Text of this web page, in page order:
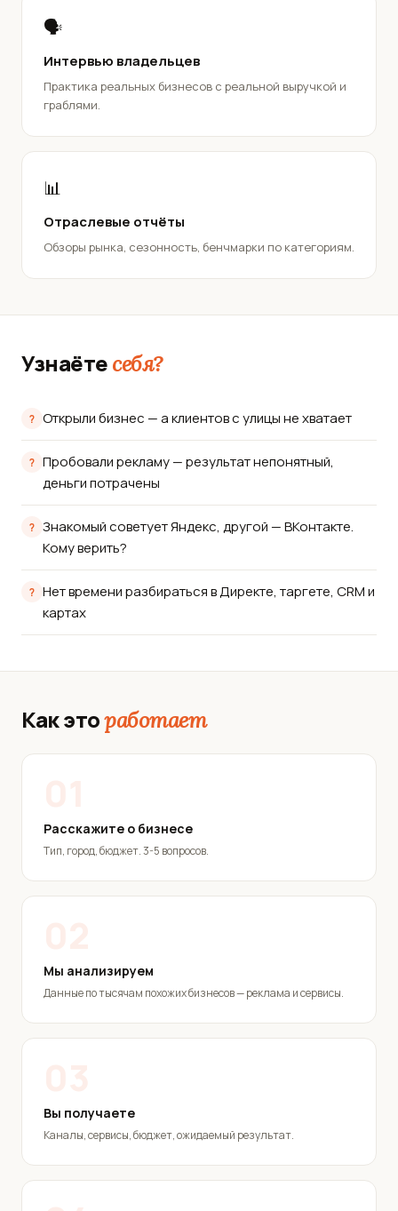
🗣️
Интервью владельцев
Практика реальных бизнесов с реальной выручкой и
граблями.
📊
Отраслевые отчёты
Обзоры рынка, сезонность, бенчмарки по категориям.
Узнаётесебя?
Открыли бизнес — а клиентов с улицы не хватает
Пробовали рекламу — результат непонятный,
деньги потрачены
Знакомый советует Яндекс, другой — ВКонтакте.
Кому верить?
Нет времени разбираться в Директе, таргете, CRM и
картах
Как этоработает
Расскажите о бизнесе
Тип, город, бюджет. 3-5 вопросов.
Мы анализируем
Данные по тысячам похожих бизнесов — реклама и сервисы.
Вы получаете
Каналы, сервисы, бюджет, ожидаемый результат.